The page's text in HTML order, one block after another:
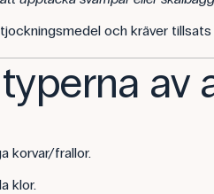
och kräver
av
korvar/frallor.
klor.